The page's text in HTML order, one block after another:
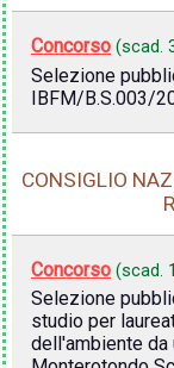
Concorso (scad.
Selezione
IBFM/B.S.003/
CONSIGLIO
Concorso (scad.
Selezione
studio per
dell'ambiente